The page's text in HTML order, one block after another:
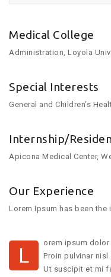
Medical College
Administration, Loyola
Special Interests
General and Children’s
Internship/
Apicona Medical Center,
Our Experience
Lorem Ipsum has been the
L
orem ipsum
Proin pulvinar
Ut suscipit et mi